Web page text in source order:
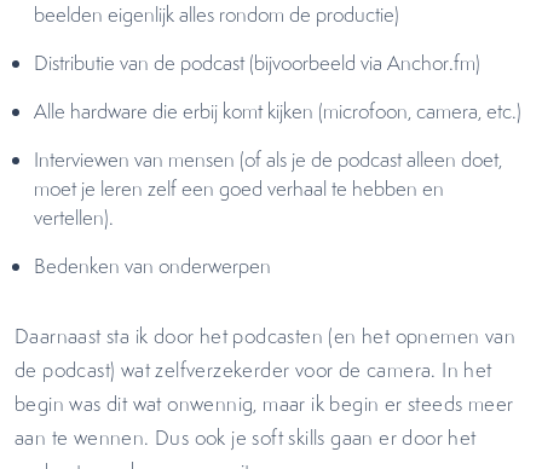
beelden eigenlijk alles rondom de productie)
Distributie van de podcast (bijvoorbeeld via Anchor.fm)
Alle hardware die erbij komt kijken (microfoon, camera, etc.)
Interviewen van mensen (of als je de podcast alleen doet,
moet je leren zelf een goed verhaal te hebben en
vertellen).
Bedenken van onderwerpen
Daarnaast sta ik door het podcasten (en het opnemen van
de podcast) wat zelfverzekerder voor de camera. In het
begin was dit wat onwennig, maar ik begin er steeds meer
aan te wennen. Dus ook je soft skills gaan er door het